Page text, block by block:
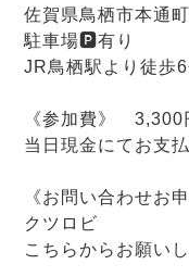
佐賀県鳥栖市本通
駐車場🅿️有り
JR鳥栖駅より徒歩6
《参加費》 3,300
当日現金にてお支
《お問い合わせお
クツロビ
こちらからお願い